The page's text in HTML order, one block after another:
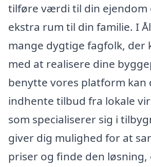
tilføre værdi til din ejendom
ekstra rum til din familie. I
mange dygtige fagfolk, der
med at realisere dine
benytte vores platform kan
indhente tilbud fra lokale
som specialiserer sig i
giver dig mulighed for at
priser og finde den løsning,